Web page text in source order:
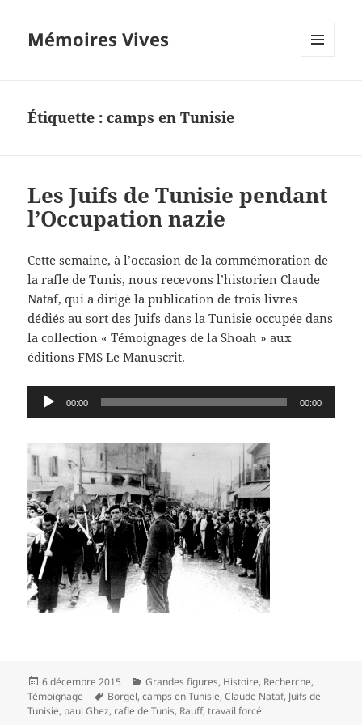
Mémoires Vives
Étiquette :camps en Tunisie
Les Juifs de Tunisie pendant
l’Occupation nazie
Cette semaine, à l’occasion de la commémoration de
la rafle de Tunis, nous recevons l’historien Claude
Nataf, qui a dirigé la publication de trois livres
dédiés au sort des Juifs dans la Tunisie occupée dans
la collection « Témoignages de la Shoah » aux
éditions FMS Le Manuscrit.
Lecteur
audio
00:00 00:00
Publié
le
6 décembre 2015 Catégories
Grandes figures, Histoire, Recherche,
Témoignage
Mots-
clés
Borgel,camps en Tunisie,Claude Nataf, Juifs de
Tunisie, paul Ghez, rafle de Tunis, Rauff,travail forcé